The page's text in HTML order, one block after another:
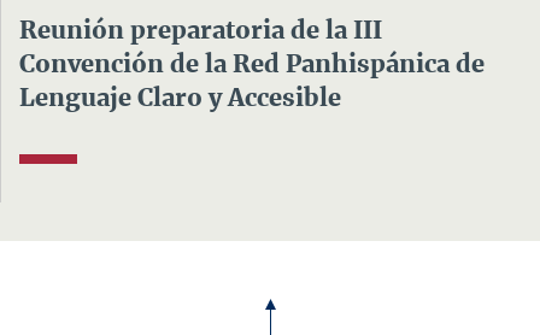
Reunión preparatoria de la III
Convención de la Red Panhispánica de
Lenguaje Claro y Accesible